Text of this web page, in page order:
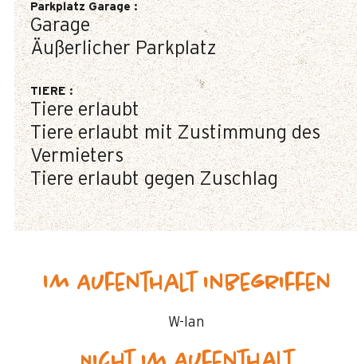
Parkplatz Garage:
Garage
Äußerlicher Parkplatz
TIERE:
Tiere erlaubt
Tiere erlaubt mit Zustimmung des
Vermieters
Tiere erlaubt gegen Zuschlag
Im Aufenthalt inbegriffen
W-lan